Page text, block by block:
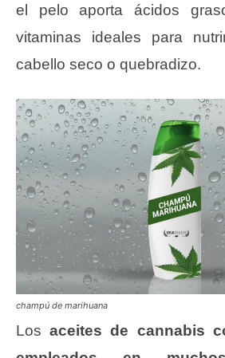
el pelo aporta ácidos
vitaminas ideales para
cabello seco o quebradizo.
champú de marihuana
Losaceites de cannabis